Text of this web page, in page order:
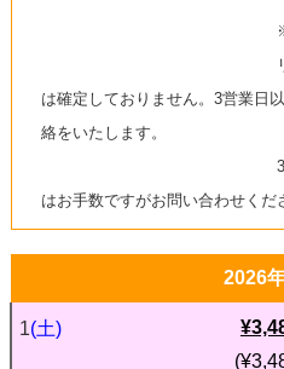
※リクエスト
リクエスト受付
は確定しておりません。3営業日
絡をいたします。
3営業日以内に
はお手数ですがお問い合わせくだ
2026
1(土)